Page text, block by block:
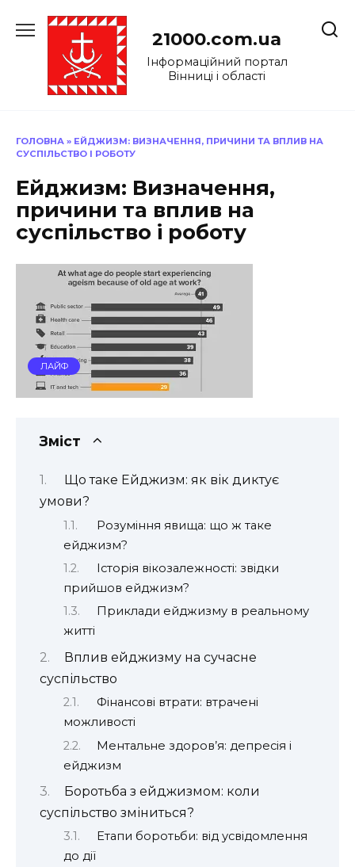
до
21000.com.ua
Інформаційний портал
Вінниці і області
ГОЛОВНА » ЕЙДЖИЗМ: ВИЗНАЧЕННЯ, ПРИЧИНИ ТА ВПЛИВ НА
СУСПІЛЬСТВО І РОБОТУ
Ейджизм: Визначення,
причини та вплив на
суспільство і роботу
ЛАЙФ
Зміст
Що таке Ейджизм: як вік диктує
умови?
Розуміння явища: що ж таке
ейджизм?
Історія вікозалежності: звідки
прийшов ейджизм?
Приклади ейджизму в реальному
житті
Вплив ейджизму на сучасне
суспільство
Фінансові втрати: втрачені
можливості
Ментальне здоров’я: депресія і
ейджизм
Боротьба з ейджизмом: коли
суспільство зміниться?
Етапи боротьби: від усвідомлення
до дії